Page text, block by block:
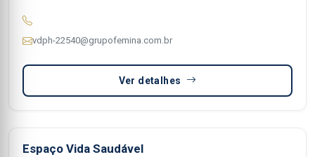
vdph-22540@grupofemina.com.br
Ver detalhes
Espaço Vida Saudável